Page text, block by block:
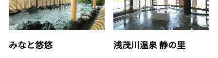
みなと悠悠 浅茂川温泉 静の里